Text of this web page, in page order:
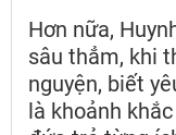
Hơn nữa,
sâu thẳm, khi
nguyện, biết
là khoảnh